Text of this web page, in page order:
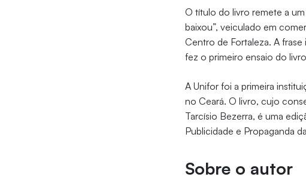
O título do livro remete a
baixou”, veiculado em
Centro de Fortaleza. A
fez o primeiro ensaio do
A Unifor foi a primeira
no Ceará. O livro, cujo
Tarcísio Bezerra, é uma
Publicidade e Propaganda
Sobre o autor